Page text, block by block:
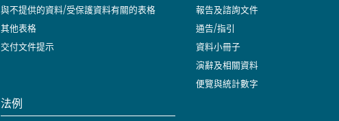
與不提供的資料/受保護資料有關的表格
其他表格
交付文件提示
法例
報告及諮詢文件
通告/指引
資料小冊子
演辭及相關資料
便覽與統計數字